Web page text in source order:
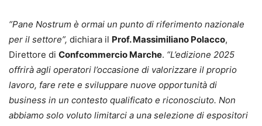
“Pane Nostrum è ormai un punto di riferimento nazionale
per il settore”, dichiara il Prof. Massimiliano Polacco,
Direttore di Confcommercio Marche. “L’edizione 2025
offrirà agli operatori l’occasione di valorizzare il proprio
lavoro, fare rete e sviluppare nuove opportunità di
business in un contesto qualificato e riconosciuto. Non
abbiamo solo voluto limitarci a una selezione di espositori